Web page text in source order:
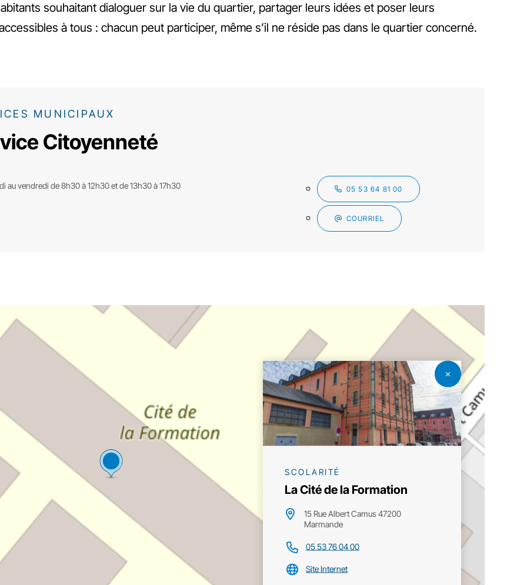
souhaitant dialoguer sur la vie du quartier, partager leurs idées et poser leurs
à tous : chacun peut participer, même s’il ne réside pas dans le quartier concerné.
MUNICIPAUX
Citoyenneté
au vendredi de 8h30 à 12h30 et de 13h30 à 17h30 05 53 64 81 00
COURRIEL
SCOLARITÉ
La Cité de la Formation
15 Rue Albert Camus 47200
Marmande
05 53 76 04 00
Site Internet